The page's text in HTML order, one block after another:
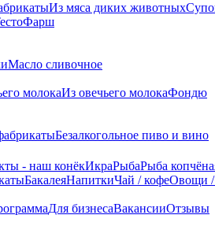
Из мяса диких животных
Фарш
Масло сливочное
молокаИз овечьего молокаФондю
Безалкогольное пиво и вино
- наш конёкИкраРыбаРыба
БакалеяНапиткиЧай / кофеОвощи /
Для бизнесаВакансииОтзывы